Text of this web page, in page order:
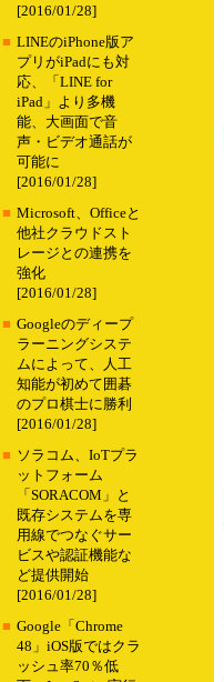
[2016/01/28]
■ LINEのiPhone版ア
プリがiPadにも対
応、「LINE for
iPad」より多機
能、大画面で音
声・ビデオ通話が
可能に
[2016/01/28]
■ Microsoft、Officeと
他社クラウドスト
レージとの連携を
強化
[2016/01/28]
■ Googleのディープ
ラーニングシステ
ムによって、人工
知能が初めて囲碁
のプロ棋士に勝利
[2016/01/28]
■ ソラコム、IoTプラ
ットフォーム
「SORACOM」と
既存システムを専
用線でつなぐサー
ビスや認証機能な
ど提供開始
[2016/01/28]
■ Google「Chrome
48」iOS版ではクラ
ッシュ率70％低